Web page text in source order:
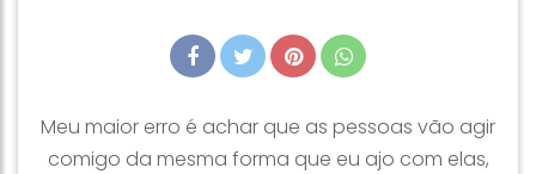
Meu maior erro é achar que as pessoas vão agir
comigo da mesma forma que eu ajo com elas,